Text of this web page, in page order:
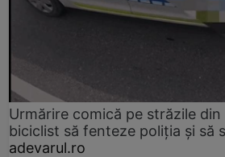
Urmărire comică pe străzile din
biciclist să fenteze poliția și să
adevarul.ro